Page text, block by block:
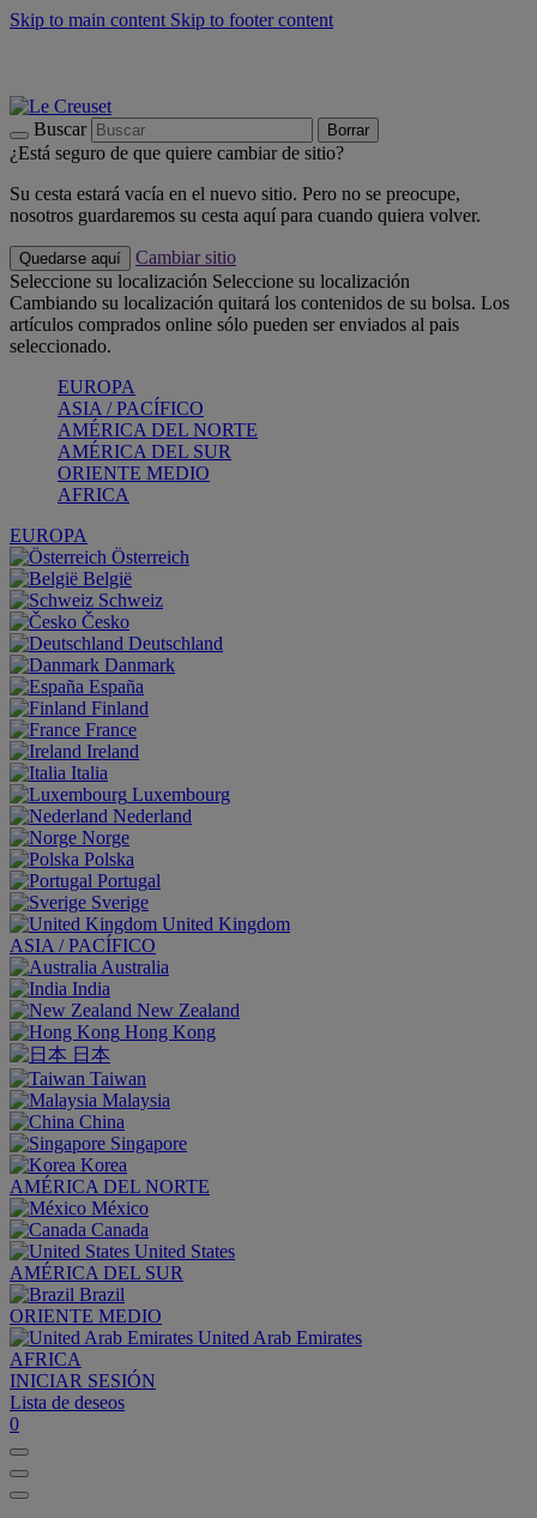
Skip to main content Skip to footer content
Buscar Borrar
¿Está seguro de que quiere cambiar de sitio?
Su cesta estará vacía en el nuevo sitio. Pero no se preocupe,
nosotros guardaremos su cesta aquí para cuando quiera volver.
Quedarse aquí
Cambiar sitio
Seleccione su localización Seleccione su localización
Cambiando su localización quitará los contenidos de su bolsa. Los
artículos comprados online sólo pueden ser enviados al pais
seleccionado.
EUROPA
ASIA / PACÍFICO
AMÉRICA DEL NORTE
AMÉRICA DEL SUR
ORIENTE MEDIO
AFRICA
EUROPA
Österreich
België
Schweiz
Česko
Deutschland
Danmark
España
Finland
France
Ireland
Italia
Luxembourg
Nederland
Norge
Polska
Portugal
Sverige
United Kingdom
ASIA / PACÍFICO
Australia
India
New Zealand
Hong Kong
日本
Taiwan
Malaysia
China
Singapore
Korea
AMÉRICA DEL NORTE
México
Canada
United States
AMÉRICA DEL SUR
Brazil
ORIENTE MEDIO
United Arab Emirates
AFRICA
INICIAR SESIÓN
Lista de deseos
0